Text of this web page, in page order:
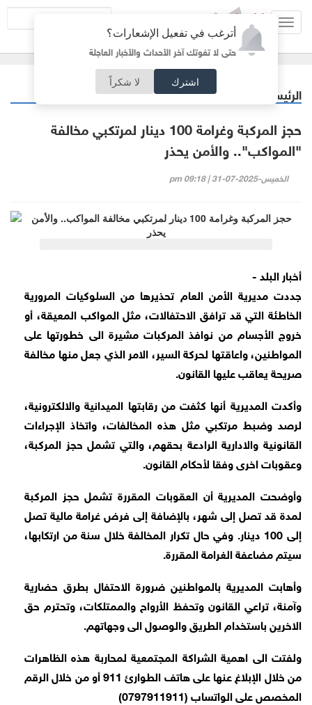
أترغب في تفعيل الإشعارات؟
حتى لا تفوتك آخر الأحداث والأخبار العاجلة
اشترك لا شكراً
الرئيسية
حجز المركبة وغرامة 100 دينار لمرتكبي مخالفة
"المواكب".. والأمن يحذر
الخميس-2025-07-31 | 09:18 pm
أخبار البلد -
جددت مديرية الأمن العام تحذيرها من السلوكيات المرورية
الخاطئة التي قد ترافق الاحتفالات، مثل المواكب المعيقة، أو
خروج الأجسام من نوافذ المركبات مشيرة الى خطورتها على
المواطنين، واعاقتها لحركة السير، الامر الذي جعل منها مخالفة
صريحة يعاقب عليها القانون.
وأكدت المديرية أنها كثفت من رقابتها الميدانية والالكترونية،
لرصد وضبط مرتكبي مثل هذه المخالفات، واتخاذ الإجراءات
القانونية والادارية الرادعة بحقهم، والتي تشمل حجز المركبة،
وعقوبات اخرى وفقا لأحكام القانون.
وأوضحت المديرية أن العقوبات المقررة تشمل حجز المركبة
لمدة قد تصل إلى شهر، بالإضافة إلى فرض غرامة مالية تصل
إلى 100 دينار. وفي حال تكرار المخالفة خلال سنة من ارتكابها،
سيتم مضاعفة الغرامة المقررة.
وأهابت المديرية بالمواطنين ضرورة الاحتفال بطرق حضارية
وآمنة، تراعي القانون وتحفظ الأرواح والممتلكات، وتحترم حق
الاخرين باستخدام الطريق والوصول الى وجهاتهم.
ولفتت الى اهمية الشراكة المجتمعية لمحاربة هذه الظاهرات
من خلال الإبلاغ عنها على هاتف الطوارئ 911 أو من خلال الرقم
المخصص على الواتساب (0797911911)